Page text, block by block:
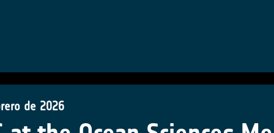
de 2026